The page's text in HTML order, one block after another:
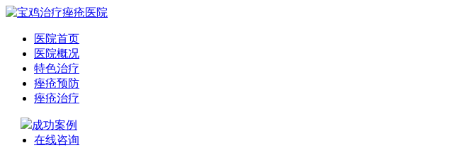
医院首页
医院概况
特色治疗
痤疮预防
痤疮治疗
成功案例
在线咨询